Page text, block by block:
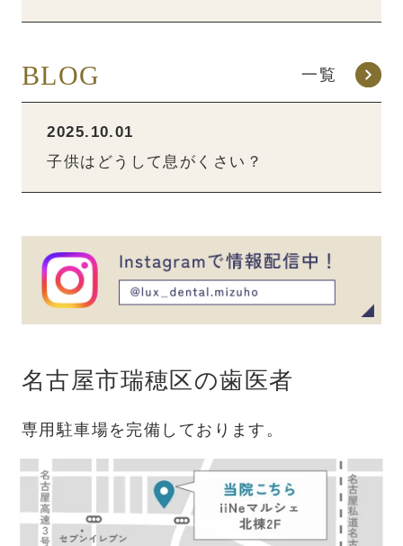
BLOG 一覧
2025.10.01
子供はどうして息がくさい？
名古屋市瑞穂区の歯医者
専用駐車場を完備しております。